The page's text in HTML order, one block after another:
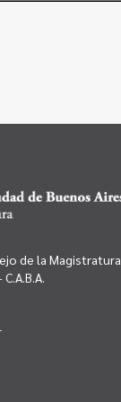
de la Magistratura